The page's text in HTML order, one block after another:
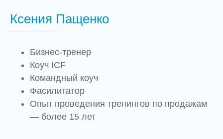
Ксения Пащенко
Бизнес-тренер
Коуч ІСF
Командный коуч
Фасилитатор
Опыт проведения тренингов по продажам
— более 15 лет
пользовательского соглашения
политики обработки персональных
данных